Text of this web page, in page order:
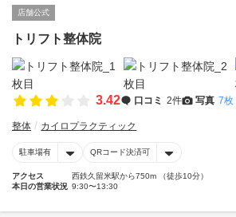
店舗公式
トリフト整体院
3.42 口コミ 2件 写真 7枚
整体 カイロプラクティック
駐車場有 QRコード決済可
アクセス
西鉄久留米駅から750m （徒歩10分）
本日の営業状況 9:30〜13:30